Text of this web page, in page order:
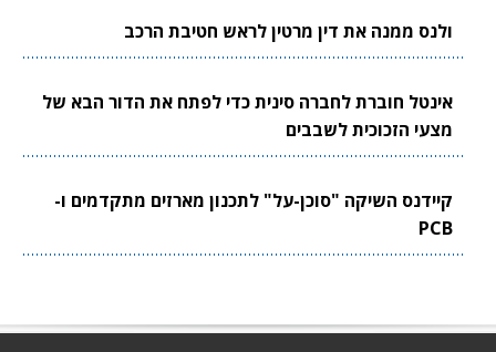
ולנס ממנה את דין מרטין לראש חטיבת הרכב
אינטל חוברת לחברה סינית כדי לפתח את הדור הבא של
מצעי הזכוכית לשבבים
קיידנס השיקה "סוכן-על" לתכנון מארזים מתקדמים ו-
PCB